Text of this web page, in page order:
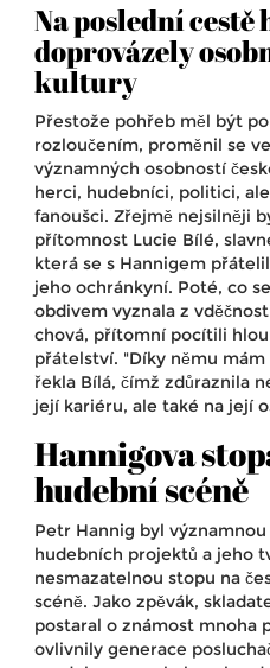
Na poslední cestě
doprovázely
kultury
Přestože pohřeb měl být
rozloučením, proměnil se
významných osobností
herci, hudebníci, politici,
fanoušci. Zřejmě nejsilněji
přítomnost Lucie Bílé,
která se s Hannigem
jeho ochránkyní. Poté, co
obdivem vyznala z
chová, přítomní pocítili
přátelství. "Díky němu
řekla Bílá, čímž zdůraznila
její kariéru, ale také na její
Hannigova
hudební scéně
Petr Hannig byl
hudebních projektů a jeho
nesmazatelnou stopu na
scéně. Jako zpěvák,
postaral o známost mnoha
ovlivnily generace